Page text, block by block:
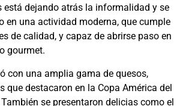
está dejando atrás la informalidad y se
en una actividad moderna, que cumple
de calidad, y capaz de abrirse paso en
gourmet.
con una amplia gama de quesos,
que destacaron en la Copa América del
se presentaron delicias como el